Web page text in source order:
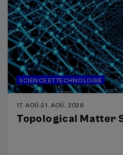
SCIENCE ET TECHNOLOGIE
17. AOÛ-21. AOÛ, 2026
Topological Matter